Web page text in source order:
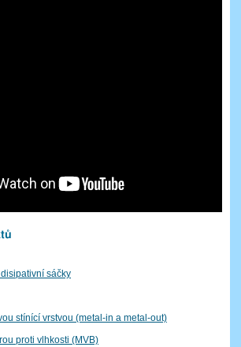
sáčky
stínící vrstvou (metal-in a metal-out)
proti vlhkosti (MVB)